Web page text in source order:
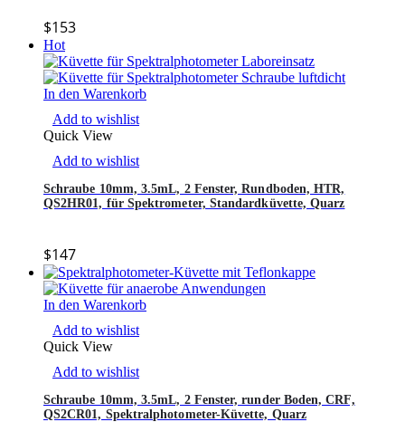
$153
Hot
In den Warenkorb
Add to wishlist
Quick View
Add to wishlist
Schraube 10mm, 3.5mL, 2 Fenster, Rundboden, HTR,
QS2HR01, für Spektrometer, Standardküvette, Quarz
$147
In den Warenkorb
Add to wishlist
Quick View
Add to wishlist
Schraube 10mm, 3.5mL, 2 Fenster, runder Boden, CRF,
QS2CR01, Spektralphotometer-Küvette, Quarz